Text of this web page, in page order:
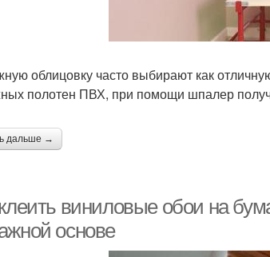
облицовку часто выбирают как
полотен ПВХ, при помощи шпалер
дальше →
виниловые обои на
основе